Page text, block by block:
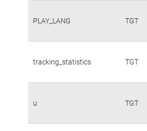
PLAY_LANG TGT
tracking_statistics TGT
u TGT